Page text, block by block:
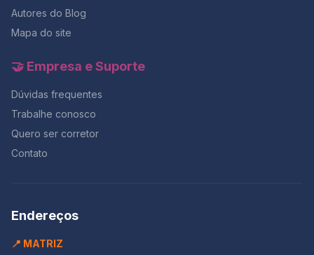
Autores do Blog
Mapa do site
🤝 Empresa e Suporte
Dúvidas frequentes
Trabalhe conosco
Quero ser corretor
Contato
Endereços
📍 MATRIZ